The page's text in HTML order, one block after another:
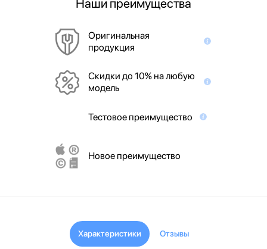
Наши преимущества
Оригинальная
продукция
Скидки до 10% на любую
модель
Тестовое преимущество
Новое преимущество
Характеристики Отзывы